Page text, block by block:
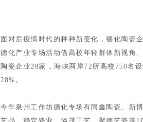
面对后疫情时代的种种新变化，德化陶
德化产业专场活动借高校年轻群体新视角
陶瓷企业28家，海峡两岸72所高校750名
28%。
今年泉州工作坊德化专场有同鑫陶瓷、新